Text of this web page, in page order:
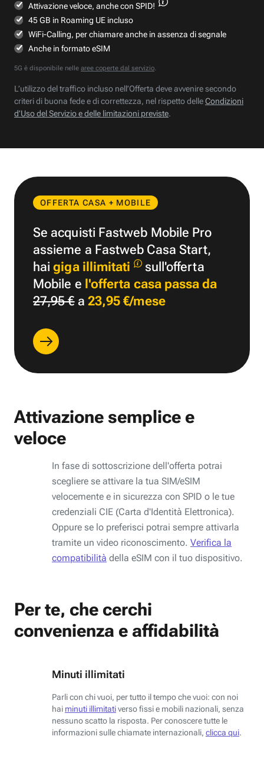
Attivazione veloce, anche con SPID!
45 GB in Roaming UE incluso
WiFi-Calling, per chiamare anche in assenza di segnale
Anche in formato eSIM
5G è disponibile nelle aree coperte dal servizio.
L’utilizzo del traffico incluso nell’Offerta deve avvenire secondo
criteri di buona fede e di correttezza, nel rispetto delleCondizioni
d’Uso del Servizio e delle limitazioni previste.
OFFERTA CASA + MOBILE
Se acquisti Fastweb Mobile Pro
assieme a Fastweb Casa Start,
haigiga illimitati
sull'offerta
Mobile e l'offerta casa passa da
27,95 €a 23,95 €/mese
Attivazione semplice e
veloce
In fase di sottoscrizione dell'offerta potrai
scegliere se attivare la tua SIM/eSIM
velocemente e in sicurezza con SPID o le tue
credenziali CIE (Carta d'Identità Elettronica).
Oppure se lo preferisci potrai sempre attivarla
tramite un video riconoscimento. Verifica la
compatibilità della eSIM con il tuo dispositivo.
Per te, che cerchi
convenienza e affidabilità
Minuti illimitati
Parli con chi vuoi, per tutto il tempo che vuoi: con noi
hai minuti illimitativerso fissi e mobili nazionali, senza
nessuno scatto la risposta. Per conoscere tutte le
informazioni sulle chiamate internazionali, clicca qui.